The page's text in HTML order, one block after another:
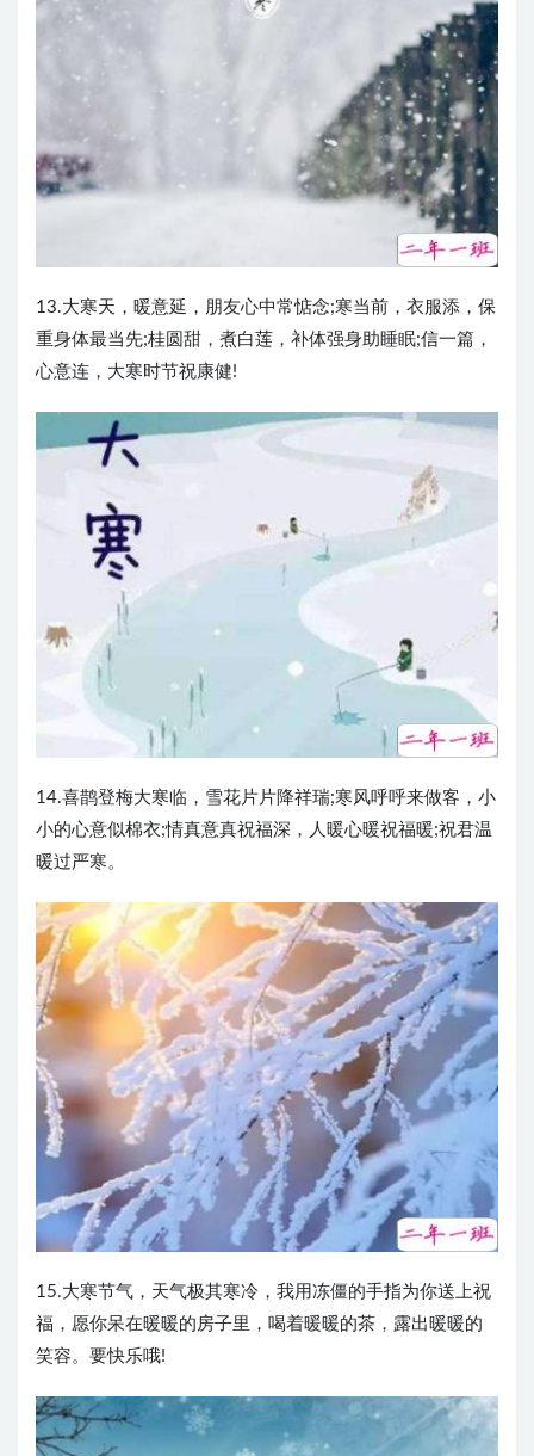
13.大寒天，暖意延，朋友心中常惦念;寒当前，衣服添，保
重身体最当先;桂圆甜，煮白莲，补体强身助睡眠;信一篇，
心意连，大寒时节祝康健!
14.喜鹊登梅大寒临，雪花片片降祥瑞;寒风呼呼来做客，小
小的心意似棉衣;情真意真祝福深，人暖心暖祝福暖;祝君温
暖过严寒。
15.大寒节气，天气极其寒冷，我用冻僵的手指为你送上祝
福，愿你呆在暖暖的房子里，喝着暖暖的茶，露出暖暖的
笑容。要快乐哦!